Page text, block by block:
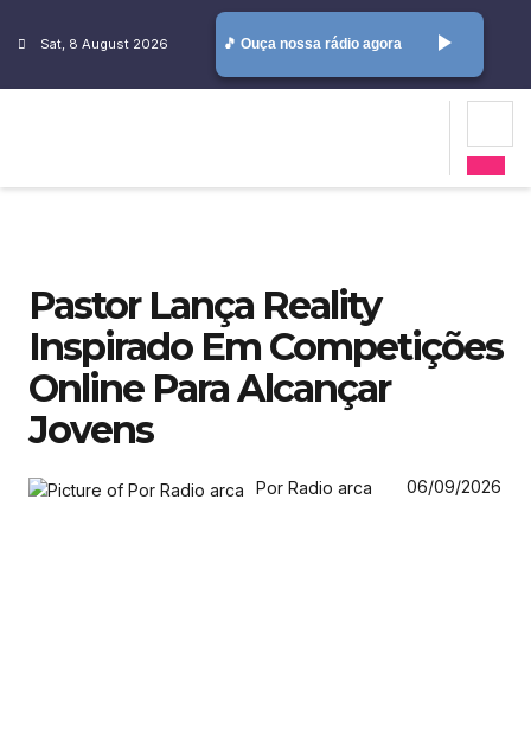
Sat, 8 August 2026 🎵 Ouça nossa rádio agora play_arrow
Pastor Lança Reality
Inspirado Em Competições
Online Para Alcançar
Jovens
Por Radio arca 06/09/2026